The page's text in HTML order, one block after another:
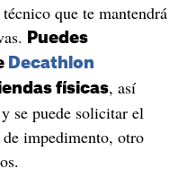
que te mantendrá
Puedes
Decathlon
físicas, así
se puede solicitar el
impedimento, otro